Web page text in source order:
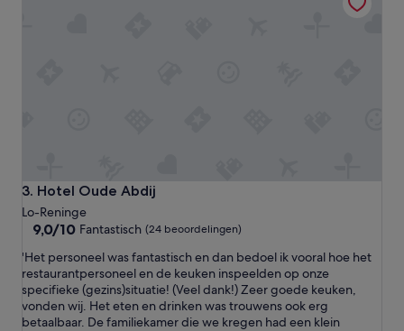
m
e
o
t
b
i
j
t
3. Hotel Oude Abdij
Hotel Oude Abdij
Lo-Reninge
9.0
10,
Fantastisch,
(24
beoordelingen)
9,0/10 Fantastisch (24 beoordelingen)
'
H
e
t
p
'Het personeel was fantastisch en dan bedoel ik vooral hoe het
restaurantpersoneel en de keuken inspeelden op onze
specifieke (gezins)situatie! (Veel dank!) Zeer goede keuken,
vonden wij. Het eten en drinken was trouwens ook erg
betaalbaar. De familiekamer die we kregen had een klein